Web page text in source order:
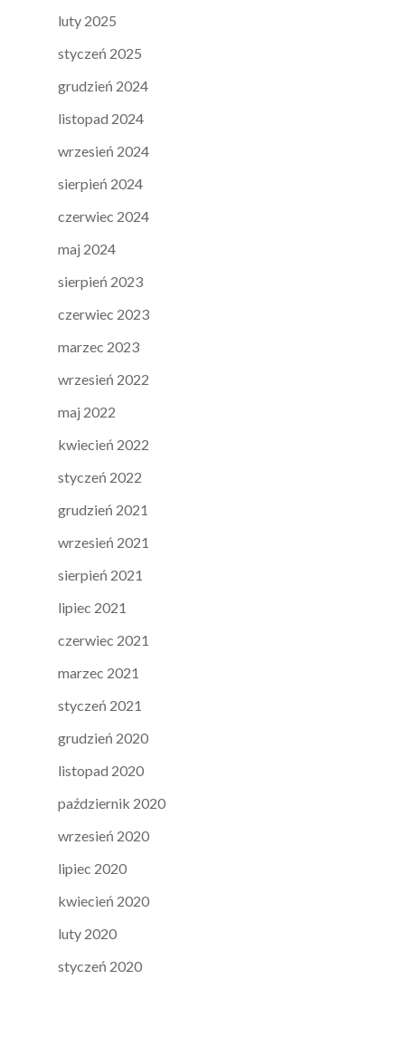
luty 2025
styczeń 2025
grudzień 2024
listopad 2024
wrzesień 2024
sierpień 2024
czerwiec 2024
maj 2024
sierpień 2023
czerwiec 2023
marzec 2023
wrzesień 2022
maj 2022
kwiecień 2022
styczeń 2022
grudzień 2021
wrzesień 2021
sierpień 2021
lipiec 2021
czerwiec 2021
marzec 2021
styczeń 2021
grudzień 2020
listopad 2020
październik 2020
wrzesień 2020
lipiec 2020
kwiecień 2020
luty 2020
styczeń 2020